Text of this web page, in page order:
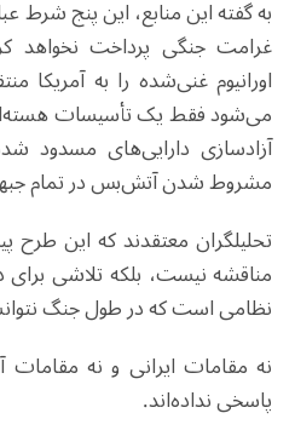
به گفته این منابع، این پنج شرط
اورانیوم غنی‌شده را به آمریکا
می‌شود فقط یک تأسیسات هسته‌ای
آزادسازی دارایی‌های مسدود
مشروط شدن آتش‌بس در تمام
تحلیلگران معتقدند که این
مناقشه نیست، بلکه تلاشی
نظامی است که در طول جنگ
نه مقامات ایرانی و نه مقامات
پاسخی نداده‌اند.